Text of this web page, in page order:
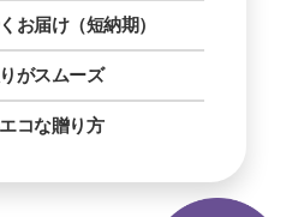
お届け（短納期）
がスムーズ
コな贈り方